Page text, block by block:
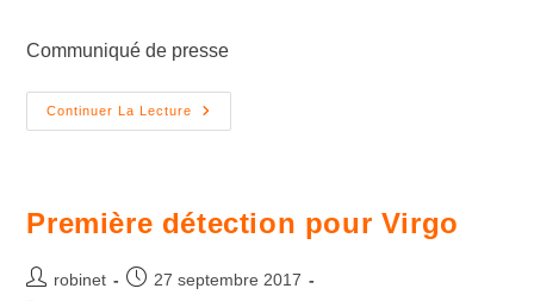
Communiqué de presse
Continuer La Lecture
Première détection pour Virgo
robinet
27 septembre 2017